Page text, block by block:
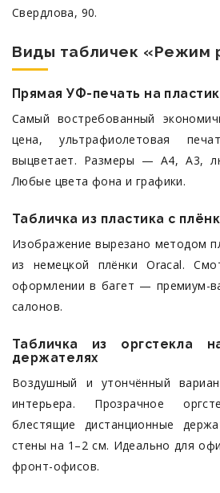
Свердлова, 90.
Виды табличек «Режим
Прямая УФ-печать на
Самый востребованный
цена, ультрафиолетовая
выцветает. Размеры — A4, A3,
Любые цвета фона и графики.
Табличка из пластика с
Изображение вырезано методом
из немецкой плёнки Oracal.
оформлении в багет — премиум-
салонов.
Табличка из оргстекла
держателях
Воздушный и утончённый
интерьера. Прозрачное
блестящие дистанционные
стены на 1–2 см. Идеально для
фронт-офисов.